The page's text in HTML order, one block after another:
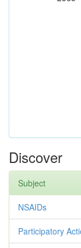
Discover
Subject
NSAIDs
Participatory